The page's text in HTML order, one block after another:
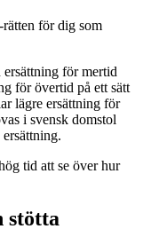
för dig som
ersättning för mertid
för övertid på ett sätt
lägre ersättning för
i svensk domstol
tid att se över hur
stötta